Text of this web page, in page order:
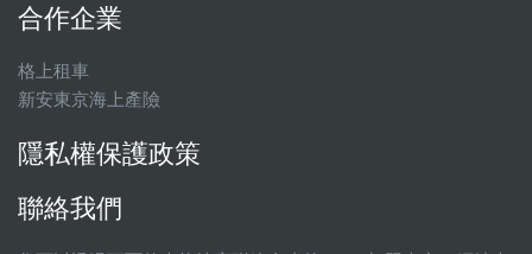
合作企業
格上租車
新安東京海上產險
隱私權保護政策
聯絡我們